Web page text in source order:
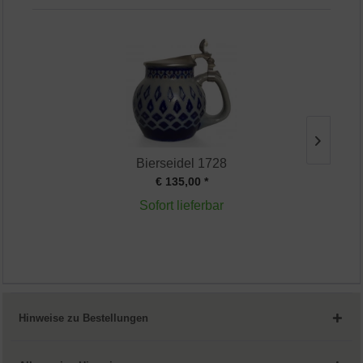
Bierseidel 1728
€ 135,00 *
Sofort lieferbar
Hinweise zu Bestellungen